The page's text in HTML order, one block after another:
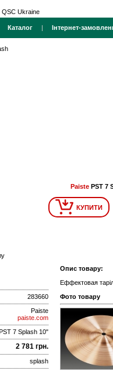
QSC Ukraine
Каталог | Інтернет-
Paiste PST 7
КУПИТИ
283660
Paiste
paiste.com
PST 7 Splash 10"
2 781 грн.
splash
Опис товару:
Еффектовая
Фото товару